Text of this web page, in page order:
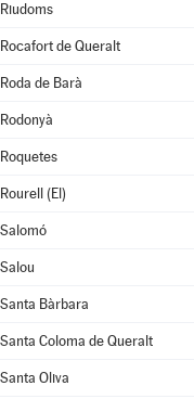
Riudoms
Rocafort de Queralt
Roda de Barà
Rodonyà
Roquetes
Rourell (El)
Salomó
Salou
Santa Bàrbara
Santa Coloma de Queralt
Santa Oliva